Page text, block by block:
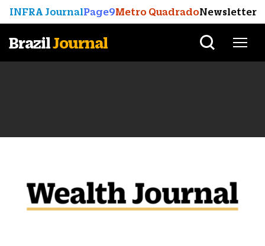
INFRA JournalPage9Metro QuadradoNewsletter
BrazilJournal